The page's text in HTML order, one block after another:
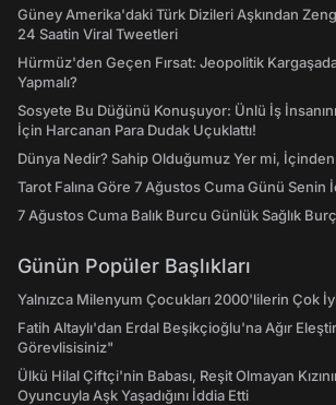
Güney Amerika'daki Türk Dizileri Aşkından
24 Saatin Viral Tweetleri
Hürmüz'den Geçen Fırsat: Jeopolitik
Yapmalı?
Sosyete Bu Düğünü Konuşuyor: Ünlü İş
İçin Harcanan Para Dudak Uçuklattı!
Dünya Nedir? Sahip Olduğumuz Yer mi,
Tarot Falına Göre 7 Ağustos Cuma Günü Senin
7 Ağustos Cuma Balık Burcu Günlük Sağlık
Günün Popüler Başlıkları
Yalnızca Milenyum Çocukları 2000'lilerin Çok
Fatih Altaylı'dan Erdal Beşikçioğlu'na Ağır
Görevlisisiniz"
Ülkü Hilal Çiftçi'nin Babası, Reşit Olmayan
Oyuncuyla Aşk Yaşadığını İddia Etti